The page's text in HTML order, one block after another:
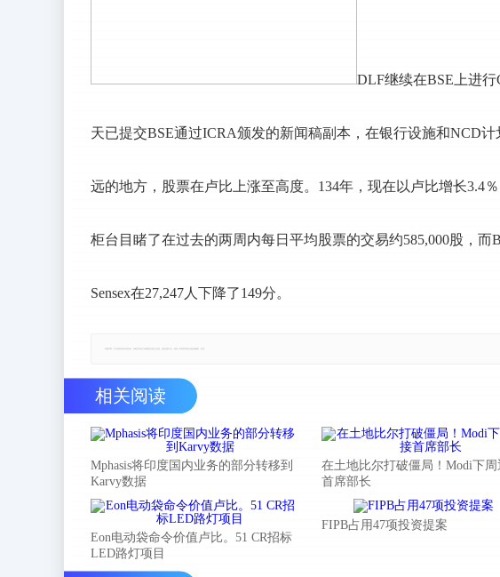
DLF继续在BSE上进
天已提交BSE通过ICRA颁发的新闻稿副本，在银行设施和NCD
远的地方，股票在卢比上涨至高度。134年，现在以卢比增长3.4％
柜台目睹了在过去的两周内每日平均股票的交易约585​​,000股，而
Sensex在27,247人下降了149分。
相关阅读
Mphasis将印度国内业务的部分转移到
Karvy数据
在土地比尔打破僵局！Modi下周
首席部长
Eon电动袋命令价值卢比。51 CR招标
LED路灯项目
FIPB占用47项投资提案